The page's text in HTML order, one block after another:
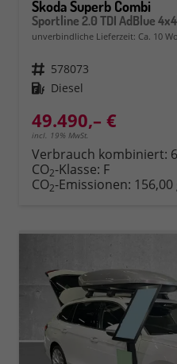
Skoda Superb Combi
Sportline 2.0 TDI AdBlue
unverbindliche Lieferzeit: Ca. 10
Fahrzeugnr. 578073
Kraftstoff Diesel
49.490,– €
incl. 19% MwSt.
Verbrauch kombiniert:
CO2-Klasse: F
CO2-Emissionen: